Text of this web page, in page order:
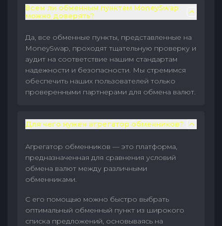
Всем ли обменным пунктам MoneySwap
можно доверять?
Да, все обменные пункты, представленные на
MoneySwap, проходят тщательную проверку и
аудит на соответствие нашим стандартам
надежности и безопасности. Мы стремимся
обеспечить наших пользователей только
проверенными партнерами для обмена валют.
Для чего нужен агрегатор обменников?
Агрегатор обменников — это платформа,
предназначенная для сравнения условий
обмена валют между различными
обменниками.
С его помощью можно быстро выбрать
оптимальный обменный пункт из широкого
списка предложений, основываясь на